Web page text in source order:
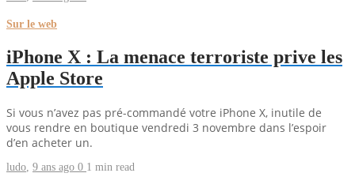
Sur le web
iPhone X : La menace terroriste prive les
Apple Store
Si vous n’avez pas pré-commandé votre iPhone X, inutile de
vous rendre en boutique vendredi 3 novembre dans l’espoir
d’en acheter un.
ludo, 9 ans ago 0 1 min read